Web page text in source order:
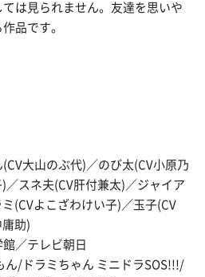
は見られません。友達を思いや
品です。
大山のぶ代)／のび太(CV小原乃
／スネ夫(CV肝付兼太)／ジャイア
(CVよこざわけい子)／玉子(CV
助)
／テレビ朝日
ん/ドラミちゃん ミニドラSOS!!!/